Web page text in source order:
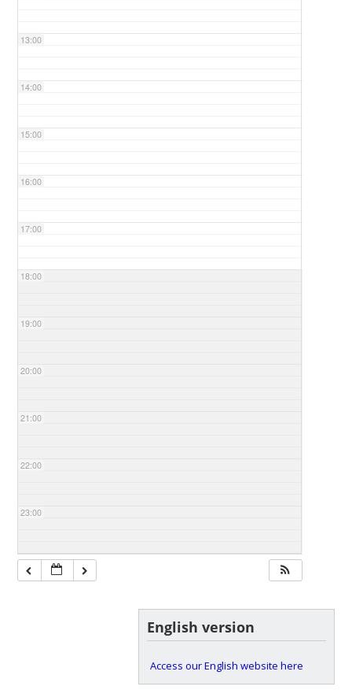
13:00
14:00
15:00
16:00
17:00
18:00
19:00
20:00
21:00
22:00
23:00
English version
Access our English website here